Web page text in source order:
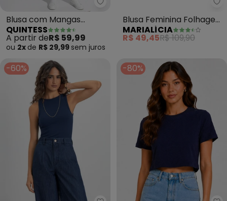
Quintess - Blusa com Mangas
Blusa com Mangas
Curtas (Marinho)
QUINTESS
A partir deR$ 59,99
ou 2x de R$ 29,99 sem juros
Blusa Feminina Folhagem
com Brilho (Marinho)
MARIALÍCIA
R$ 49,45R$ 109,90
-60% -80%